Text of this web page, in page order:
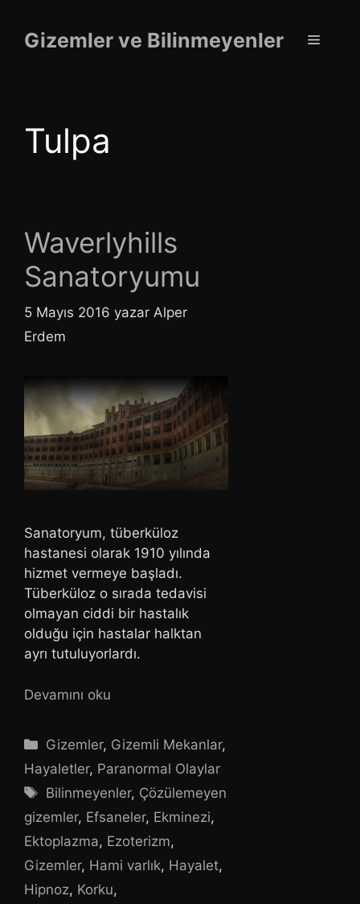
Gizemler ve Bilinmeyenler Menü
Tulpa
Waverlyhills
Sanatoryumu
5 Mayıs 2016 yazar Alper
Erdem
Sanatoryum, tüberküloz
hastanesi olarak 1910 yılında
hizmet vermeye başladı.
Tüberküloz o sırada tedavisi
olmayan ciddi bir hastalık
olduğu için hastalar halktan
ayrı tutuluyorlardı.
Devamını oku
Kategoriler
Gizemler, Gizemli Mekanlar,
Hayaletler, Paranormal Olaylar
Etiketler
Bilinmeyenler, Çözülemeyen
gizemler, Efsaneler, Ekminezi,
Ektoplazma, Ezoterizm,
Gizemler, Hami varlık, Hayalet,
Hipnoz, Korku,